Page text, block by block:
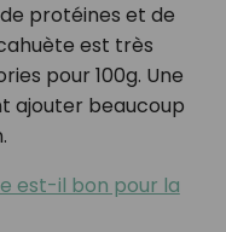
protéines et de
est très
pour 100g. Une
ajouter beaucoup
est-il bon pour la